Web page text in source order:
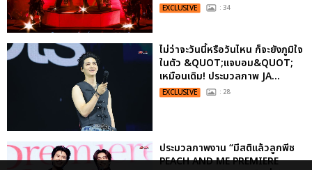
EXCLUSIVE : 34
ไม่ว่าจะวันนี้หรือวันไหน ก็จะยังภูมิใจ
ในตัว &QUOT;แจบอม&QUOT;
เหมือนเดิม! ประมวลภาพ JA...
EXCLUSIVE : 28
ประมวลภาพงาน “มีสติแล้วลูกพีช
PEACH AND ME PREMIERE